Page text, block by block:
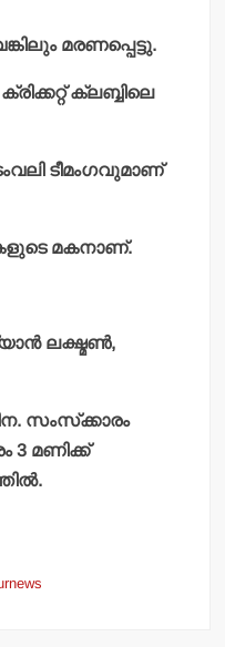
മരണപ്പെട്ടു.
ക്ലബ്ബിലെ
ടീമംഗവുമാണ്
മകനാണ്.
ലക്ഷ്മണ്‍,
സംസ്‌ക്കാരം
3 മണിക്ക്